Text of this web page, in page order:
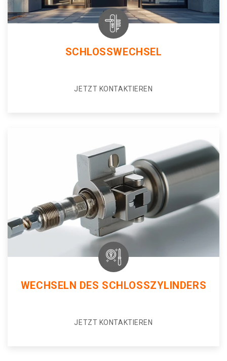
SCHLOSSWECHSEL
JETZT KONTAKTIEREN
WECHSELN DES SCHLOSSZYLINDERS
JETZT KONTAKTIEREN